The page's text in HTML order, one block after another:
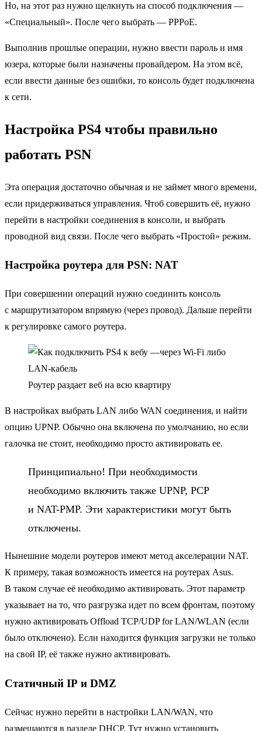
Но, на этот раз нужно щелкнуть на способ подключения —
«Специальный». После чего выбрать — PPPoE.
Выполнив прошлые операции, нужно ввести пароль и имя
юзера, которые были назначены провайдером. На этом всё,
если ввести данные без ошибки, то консоль будет подключена
к сети.
Настройка PS4 чтобы правильно
работать PSN
Эта операция достаточно обычная и не займет много времени,
если придерживаться управления. Чтоб совершить её, нужно
перейти в настройки соединения в консоли, и выбрать
проводной вид связи. После чего выбрать «Простой» режим.
Настройка роутера для PSN: NAT
При совершении операций нужно соединить консоль
с маршрутизатором впрямую (через провод). Дальше перейти
к регулировке самого роутера.
Роутер раздает веб на всю квартиру
В настройках выбрать LAN либо WAN соединения, и найти
опцию UPNP. Обычно она включена по умолчанию, но если
галочка не стоит, необходимо просто активировать ее.
Принципиально! При необходимости
необходимо включить также UPNP, PCP
и NAT-PMP. Эти характеристики могут быть
отключены.
Нынешние модели роутеров имеют метод акселерации NAT.
К примеру, такая возможность имеется на роутерах Asus.
В таком случае её необходимо активировать. Этот параметр
указывает на то, что разгрузка идет по всем фронтам, поэтому
нужно активировать Offload TCP/UDP for LAN/WLAN (если
было отключено). Если находится функция загрузки не только
на свой IP, её также нужно активировать.
Статичный IP и DMZ
Сейчас нужно перейти в настройки LAN/WAN, что
размещаются в разделе DHCP. Тут нужно установить